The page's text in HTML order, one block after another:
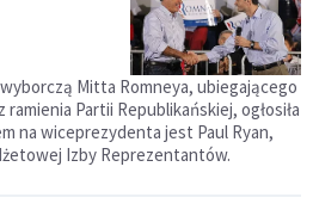
Mitta Romneya, ubiegającego
Partii Republikańskiej, ogłosiła
na wiceprezydenta jest Paul Ryan,
Izby Reprezentantów.